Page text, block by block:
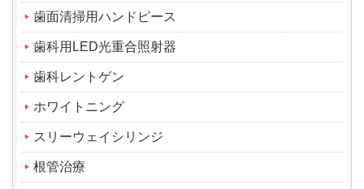
歯面清掃用ハンドピース
歯科用LED光重合照射器
歯科レントゲン
ホワイトニング
スリーウェイシリンジ
根管治療